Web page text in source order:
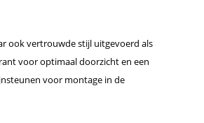
ook vertrouwde stijl uitgevoerd als
voor optimaal doorzicht en een
voor montage in de